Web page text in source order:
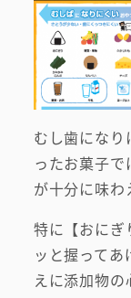
むし歯にな
ったお菓子
が十分に味わ
特に【おにぎ
ッと握って
えに添加物の